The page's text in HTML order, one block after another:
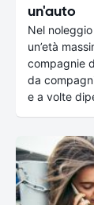
un'auto
Nel
un’età
compagnie
da
e a volte